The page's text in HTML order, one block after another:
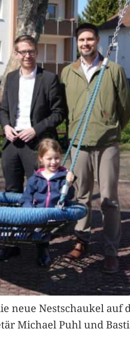
neue Nestschaukel auf
Michael Puhl und